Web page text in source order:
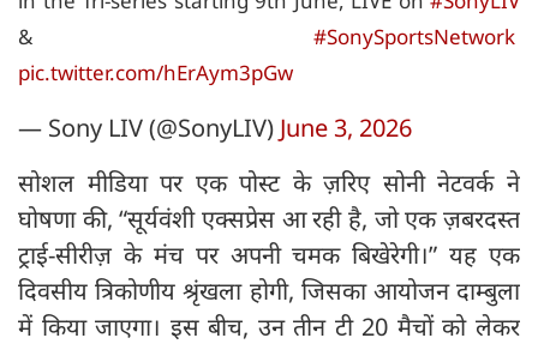
& #SonySportsNetwork
pic.twitter.com/hErAym3pGw
— Sony LIV (@SonyLIV) June 3, 2026
सोशल मीडिया पर एक पोस्ट के ज़रिए सोनी नेटवर्क ने
घोषणा की, “सूर्यवंशी एक्सप्रेस आ रही है, जो एक ज़बरदस्त
ट्राई-सीरीज़ के मंच पर अपनी चमक बिखेरेगी।” यह एक
दिवसीय त्रिकोणीय श्रृंखला होगी, जिसका आयोजन दाम्बुला
में किया जाएगा। इस बीच, उन तीन टी 20 मैचों को लेकर